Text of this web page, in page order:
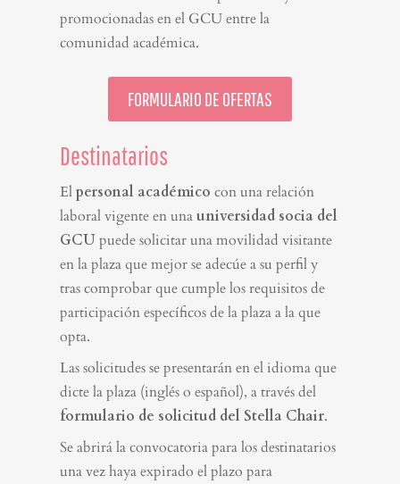
promocionadas en el GCU entre la
comunidad académica.
FORMULARIO DE OFERTAS
Destinatarios
Elpersonal académico con una relación
laboral vigente en unauniversidad socia del
GCUpuede solicitar una movilidad visitante
en la plaza que mejor se adecúe a su perfil y
tras comprobar que cumple los requisitos de
participación específicos de la plaza a la que
opta.
Las solicitudes se presentarán en el idioma que
dicte la plaza (inglés o español), a través del
formulario de solicitud del Stella Chair.
Se abrirá la convocatoria para los destinatarios
una vez haya expirado el plazo para